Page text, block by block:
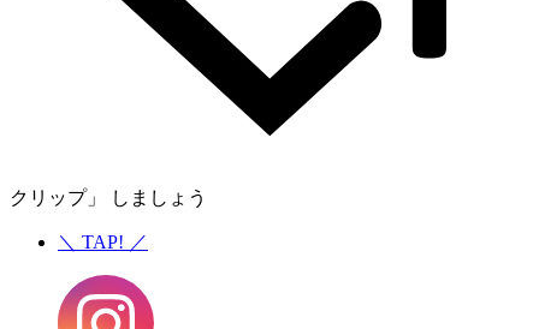
クリップ」 しましょう
＼ TAP! ／